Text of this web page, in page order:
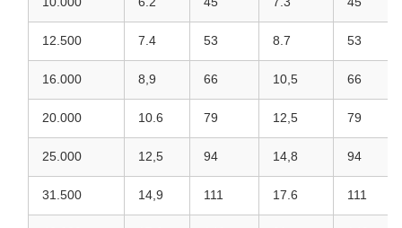
12.500 7.4 53 8.7 53
16.000 8,9 66 10,5 66
20.000 10.6 79 12,5 79
25.000 12,5 94 14,8 94
31.500 14,9 111 17.6 111